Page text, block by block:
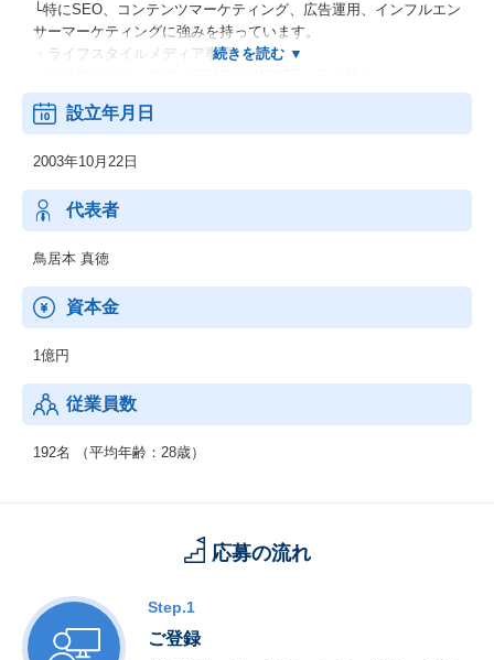
└特にSEO、コンテンツマーケティング、広告運用、インフルエン
サーマーケティングに強みを持っています。
・ライフスタイルメディア事業
【実績】
の上位約3%）
・「ITreview Grid Award 2021 Spring」のSEOツール部門で「High
Performer」を受賞
・「ITreview Grid Award 2021 Fall」のSEOツール部門で「Leade
r」を受賞
18年3位受賞、働きがいのある会社ベストカンパニー受賞
設立年月日
2003年10月22日
代表者
鳥居本 真徳
資本金
1億円
従業員数
192名 （平均年齢：28歳）
応募の流れ
Step.1
ご登録